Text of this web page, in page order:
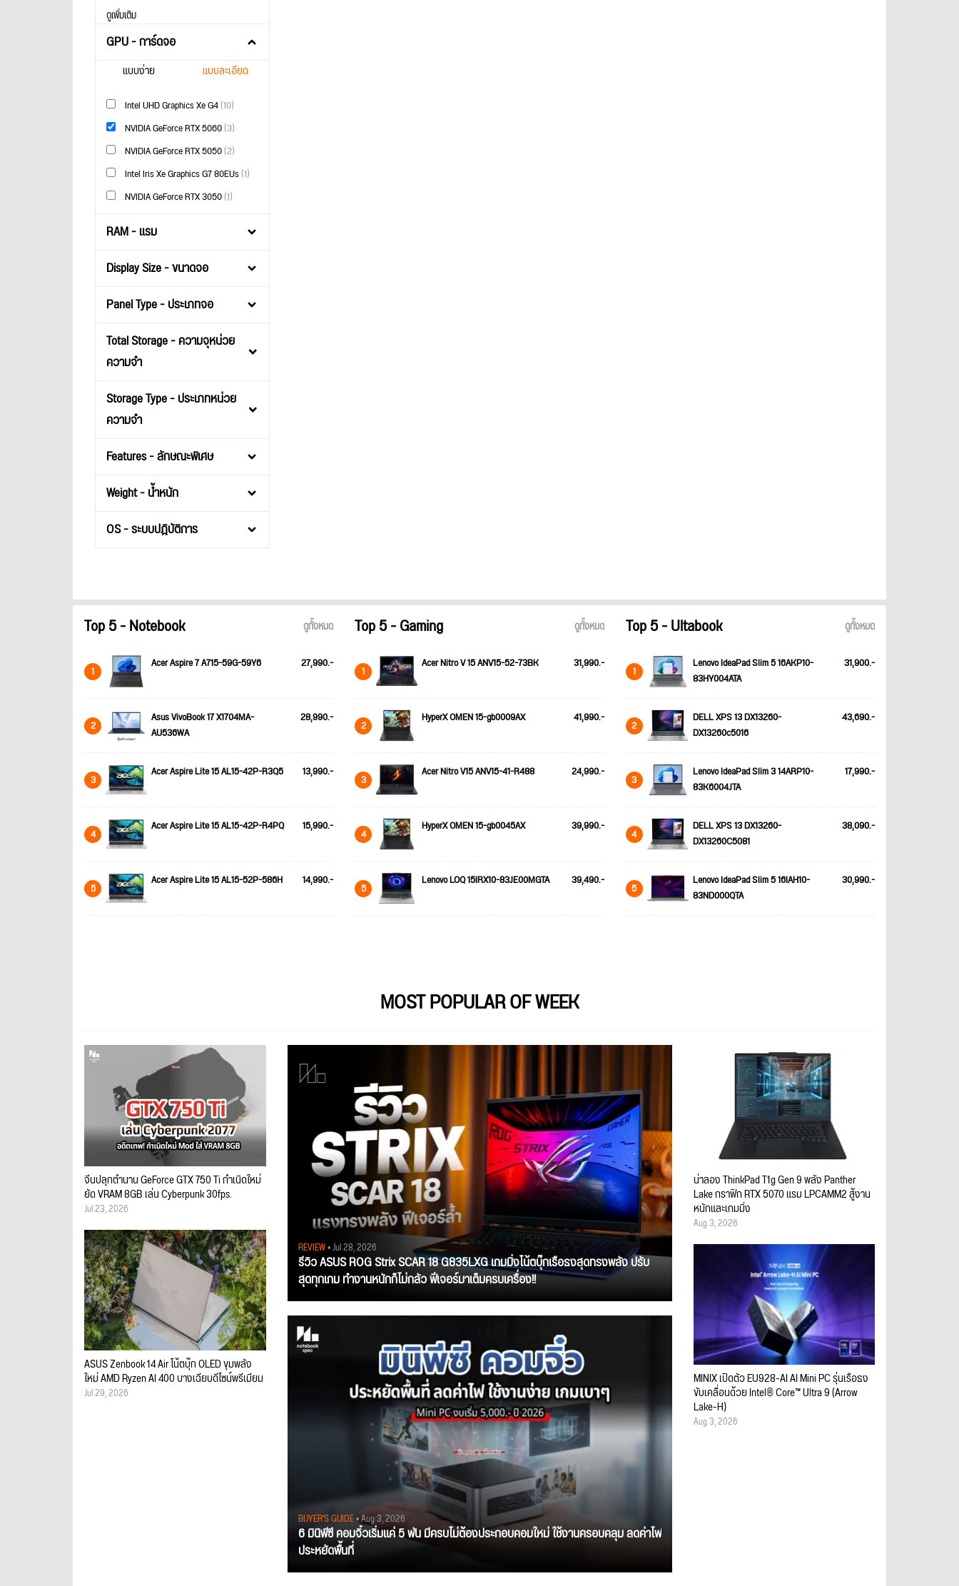
ดูเพิ่มเติม
GPU - การ์ดจอ
แบบง่าย แบบละเอียด
Intel UHD Graphics Xe G4(10)
NVIDIA GeForce RTX 5060(3)
NVIDIA GeForce RTX 5050(2)
Intel Iris Xe Graphics G7 80EUs(1)
NVIDIA GeForce RTX 3050(1)
RAM - แรม
Display Size - ขนาดจอ
Panel Type - ประเภทจอ
Total Storage - ความจุหน่วย
ความจำ
Storage Type - ประเภทหน่วย
ความจำ
Features - ลักษณะพิเศษ
Weight - น้ำหนัก
OS - ระบบปฎิบัติการ
Top 5 - Notebook ดูทั้งหมด
1 Acer Aspire 7 A715-59G-59Y6 27,990.-
2
Asus VivoBook 17 X1704MA-
AU536WA
28,990.-
3 Acer Aspire Lite 15 AL15-42P-R3Q5 13,990.-
4 Acer Aspire Lite 15 AL15-42P-R4PQ 15,990.-
5 Acer Aspire Lite 15 AL15-52P-586H 14,990.-
Top 5 - Gaming ดูทั้งหมด
1 Acer Nitro V 15 ANV15-52-73BK 31,990.-
2 HyperX OMEN 15-gb0009AX 41,990.-
3 Acer Nitro V15 ANV15-41-R488 24,990.-
4 HyperX OMEN 15-gb0045AX 39,990.-
5 Lenovo LOQ 15IRX10-83JE00MGTA 39,490.-
Top 5 - Ultabook ดูทั้งหมด
1
Lenovo IdeaPad Slim 5 16AKP10-
83HY004ATA
31,900.-
2
DELL XPS 13 DX13260-
DX13260c5016
43,690.-
3
Lenovo IdeaPad Slim 3 14ARP10-
83K6004JTA
17,990.-
4
DELL XPS 13 DX13260-
DX13260C5081
38,090.-
5
Lenovo IdeaPad Slim 5 16IAH10-
83ND000QTA
30,990.-
MOST POPULAR OF WEEK
REVIEW• Jul 28, 2026
รีวิว ASUS ROG Strix SCAR 18 G835LXG เกมมิ่งโน้ตบุ๊กเรือธงสุดทรงพลัง ปรับ
สุดทุกเกม ทำงานหนักก็ไม่กลัว ฟีเจอร์มาเต็มครบเครื่อง!!
BUYER'S GUIDE• Aug 3, 2026
6 มินิพีซี คอมจิ๋วเริ่มแค่ 5 พัน มีครบไม่ต้องประกอบคอมใหม่ ใช้งานครอบคลุม ลดค่าไฟ
ประหยัดพื้นที่
จีนปลุกตำนาน GeForce GTX 750 Ti กำเนิดใหม่
ยัด VRAM 8GB เล่น Cyberpunk 30fps.
Jul 23, 2026
ASUS Zenbook 14 Air โน้ตบุ๊ก OLED ขุมพลัง
ใหม่ AMD Ryzen AI 400 บางเฉียบดีไซน์พรีเมียม
Jul 29, 2026
น่าลอง ThinkPad T1g Gen 9 พลัง Panther
Lake กราฟิก RTX 5070 แรม LPCAMM2 สู้งาน
หนักและเกมมิ่ง
Aug 3, 2026
MINIX เปิดตัว EU928-AI AI Mini PC รุ่นเรือธง
ขับเคลื่อนด้วย Intel® Core™ Ultra 9 (Arrow
Lake-H)
Aug 3, 2026